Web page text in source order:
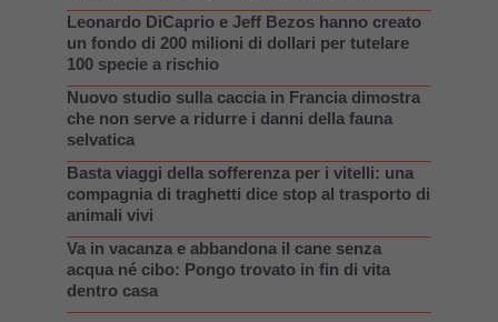
Leonardo DiCaprio e Jeff Bezos hanno creato
un fondo di 200 milioni di dollari per tutelare
100 specie a rischio
Nuovo studio sulla caccia in Francia dimostra
che non serve a ridurre i danni della fauna
selvatica
Basta viaggi della sofferenza per i vitelli: una
compagnia di traghetti dice stop al trasporto di
animali vivi
Va in vacanza e abbandona il cane senza
acqua né cibo: Pongo trovato in fin di vita
dentro casa